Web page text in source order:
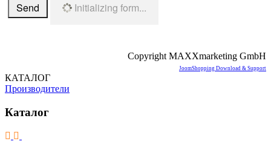
Send Initializing form...
Copyright MAXXmarketing GmbH
JoomShopping Download & Support
КАТАЛОГ
Производители
Каталог